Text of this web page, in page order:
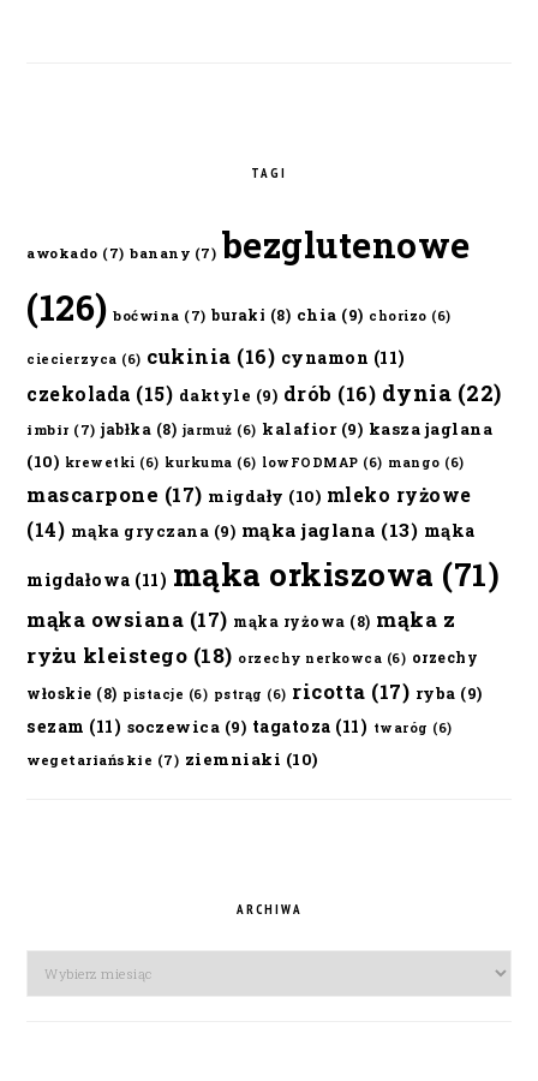
TAGI
awokado (7) banany (7) bezglutenowe
(126) boćwina (7) buraki (8) chia (9) chorizo (6)
ciecierzyca (6) cukinia (16) cynamon (11)
czekolada (15) daktyle (9) drób (16) dynia (22)
imbir (7) jabłka (8) jarmuż (6) kalafior(9) kasza jaglana
(10) krewetki (6) kurkuma (6) lowFODMAP (6) mango (6)
mascarpone (17) migdały (10) mleko ryżowe
(14) mąka gryczana (9) mąka jaglana (13) mąka
migdałowa (11) mąka orkiszowa (71)
mąka owsiana (17) mąka ryżowa (8) mąka z
ryżu kleistego (18) orzechy nerkowca (6) orzechy
włoskie (8) pistacje (6) pstrąg (6) ricotta (17) ryba (9)
sezam (11) soczewica (9) tagatoza (11) twaróg (6)
wegetariańskie (7) ziemniaki (10)
ARCHIWA
Archiwa